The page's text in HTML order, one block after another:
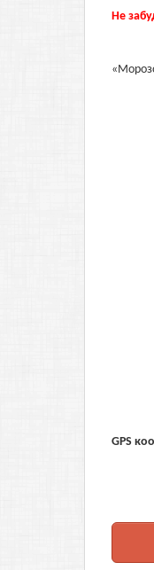
Не
GPS